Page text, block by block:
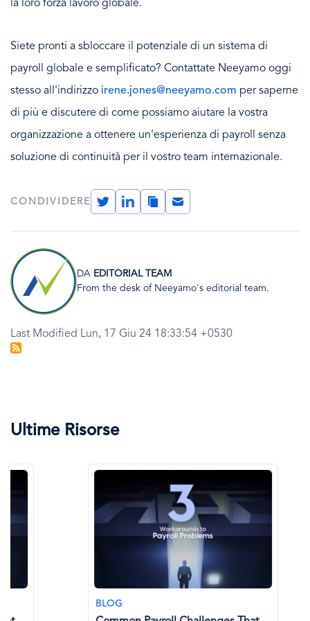
la loro forza lavoro globale.
Siete pronti a sbloccare il potenziale di un sistema di
payroll globale e semplificato? Contattate Neeyamo oggi
stesso all'indirizzo irene.jones@neeyamo.com per saperne
di più e discutere di come possiamo aiutare la vostra
organizzazione a ottenere un'esperienza di payroll senza
soluzione di continuità per il vostro team internazionale.
CONDIVIDERE
TwitterLinkedInCopy
Link
Email
Immagine
DA EDITORIAL TEAM
From the desk of Neeyamo's editorial team.
Last Modified Lun, 17 Giu 24 18:33:54 +0530
Ultime Risorse